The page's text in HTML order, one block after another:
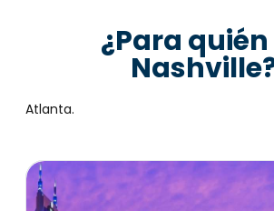
¿Para quién
Atlanta.